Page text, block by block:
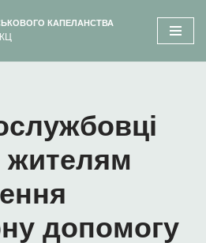
КАПЕЛАНСТВА
жителям
допомогу